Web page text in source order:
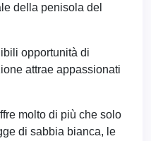
della penisola del
opportunità di
attrae appassionati
molto di più che solo
di sabbia bianca, le